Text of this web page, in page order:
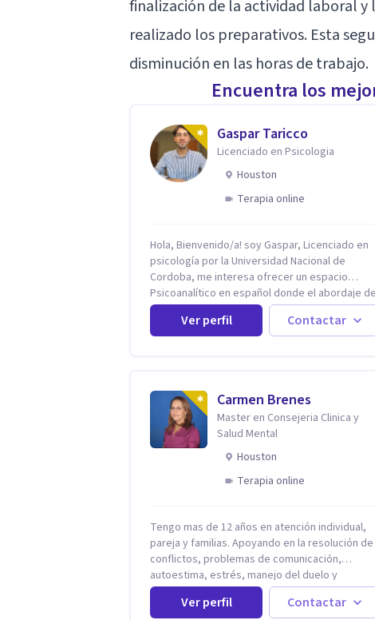
finalización de la actividad laboral y
realizado los preparativos. Esta
disminución en las horas de trabajo.
Encuentra los
Gaspar Taricco
Licenciado en Psicologia
Houston
Terapia online
Hola, Bienvenido/a! soy Gaspar, Licenciado en
psicología por la Universidad Nacional de
Cordoba, me interesa ofrecer un espacio
Psicoanalítico en español donde el abordaje
malestar sea desde una escucha atenta, sin
prejuicios y rescatando lo singular de cada
caso, sin caer en etiquetas. Considero que
en mi espacio donde se le dará un lugar a esas
cuestiones singulares de cada uno, para luego
generar cambios. Soy una persona en constante
formación, actualmente curso seminarios, una
especialización en psicoanálisis y también
mejor profesional.
Ver perfil Contactar
Carmen Brenes
Master en Consejeria Clinica y
Salud Mental
Houston
Terapia online
Tengo mas de 12 años en atención individual,
pareja y familias. Apoyando en la resolución de
conflictos, problemas de comunicación,
autoestima, estrés, manejo del duelo y
personas con ansiedad y depresión, así como
problemas de conducta y comportamiento.
Ver perfil Contactar